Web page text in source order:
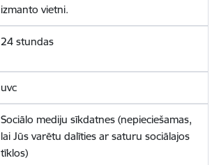
izmanto vietni.
24 stundas
uvc
Sociālo mediju sīkdatnes (nepieciešamas,
lai Jūs varētu dalīties ar saturu sociālajos
tīklos)